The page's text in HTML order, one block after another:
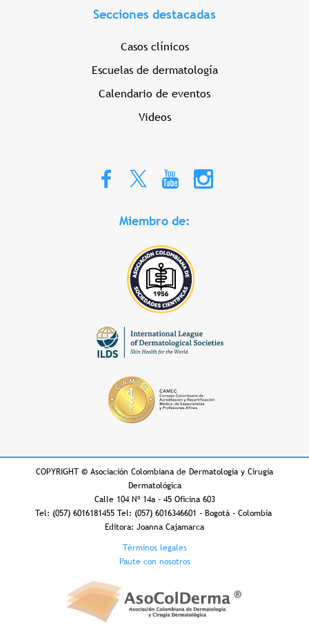
Secciones destacadas
Casos clínicos
Escuelas de dermatología
Calendario de eventos
Videos
Miembro de:
COPYRIGHT © Asociación Colombiana de Dermatología y Cirugía
Dermatológica
Calle 104 Nº 14a - 45 Oficina 603
Tel: (057) 6016181455 Tel: (057) 6016346601 - Bogotá - Colombia
Editora: Joanna Cajamarca
Términos legales
Paute con nosotros